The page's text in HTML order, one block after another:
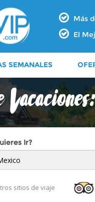
Más
El
SEMANALES
Ir?
sitios de viaje